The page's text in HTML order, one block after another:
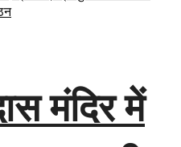
मंदिर में